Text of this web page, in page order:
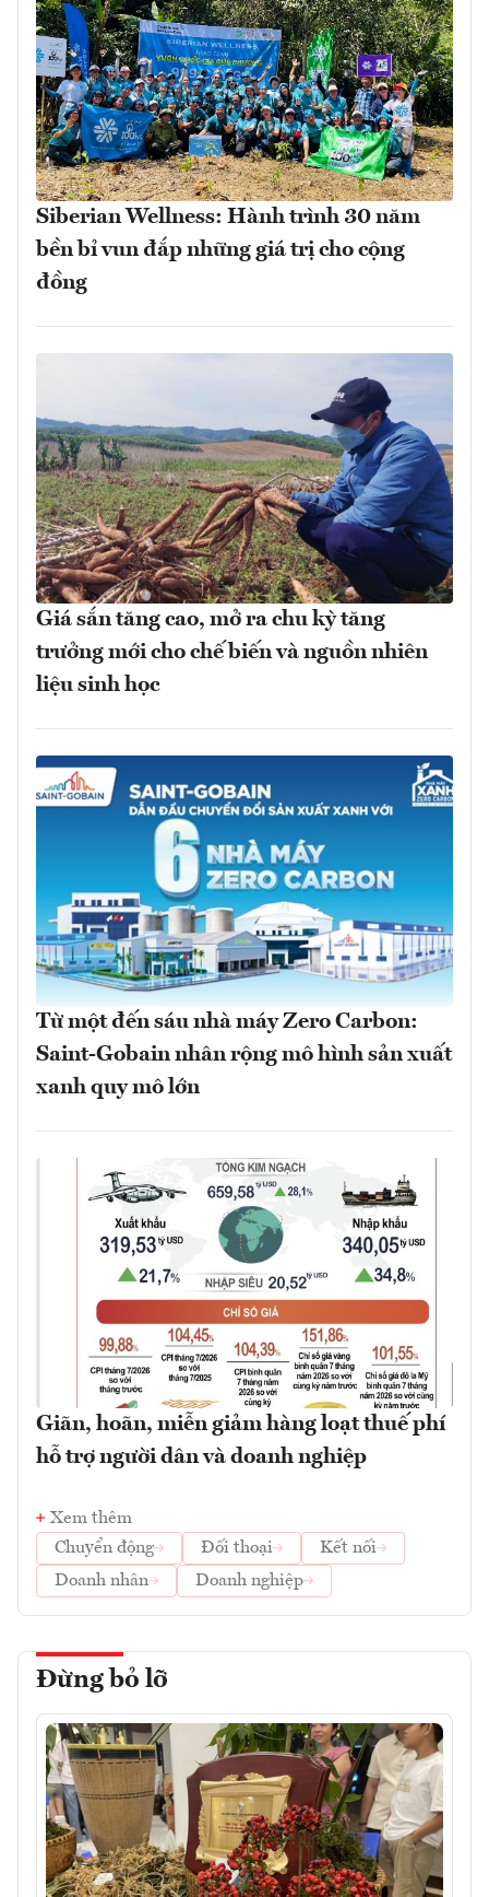
Siberian Wellness: Hành trình 30 năm
bền bỉ vun đắp những giá trị cho cộng
đồng
Giá sắn tăng cao, mở ra chu kỳ tăng
trưởng mới cho chế biến và nguồn nhiên
liệu sinh học
Từ một đến sáu nhà máy Zero Carbon:
Saint-Gobain nhân rộng mô hình sản xuất
xanh quy mô lớn
Giãn, hoãn, miễn giảm hàng loạt thuế phí
hỗ trợ người dân và doanh nghiệp
Xem thêm
Chuyển động
Đối thoại
Kết nối
Doanh nhân
Doanh nghiệp
Đừng bỏ lỡ